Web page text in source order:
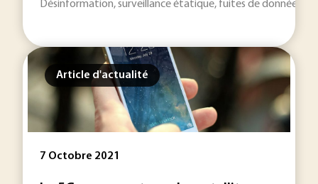
Désinformation, surveillance étatique, fuites de données...
Article d'actualité
7 Octobre 2021